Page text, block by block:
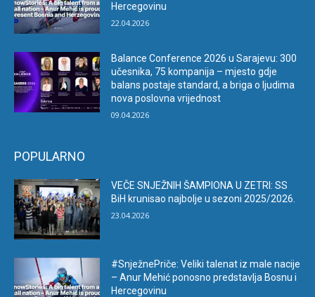
Hercegovinu
22.04.2026
Balance Conference 2026 u Sarajevu: 300
učesnika, 75 kompanija – mjesto gdje
balans postaje standard, a briga o ljudima
nova poslovna vrijednost
09.04.2026
POPULARNO
VEČE SNJEŽNIH ŠAMPIONA U ZETRI: SS
BiH krunisao najbolje u sezoni 2025/2026.
23.04.2026
#SnježnePriče: Veliki talenat iz male nacije
– Anur Mehić ponosno predstavlja Bosnu i
Hercegovinu